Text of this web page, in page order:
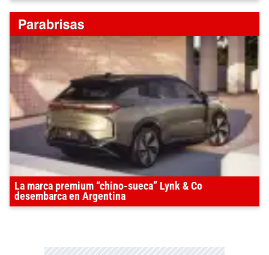
La marca premium “chino-sueca” Lynk & Co
desembarca en Argentina